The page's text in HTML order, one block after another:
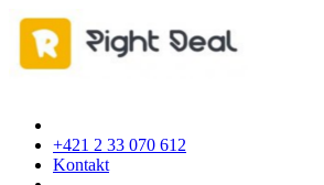
+421 2 33 070 612
Kontakt